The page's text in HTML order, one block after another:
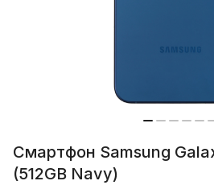
Смартфон Samsung
(512GB Navy)